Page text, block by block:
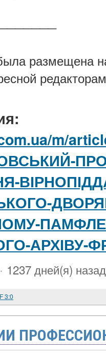
размещена
m/
АРХІВУ-
· 1237 дней(я) назад
3:0